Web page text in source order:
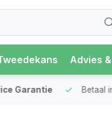
Advies
Garantie Betaal in